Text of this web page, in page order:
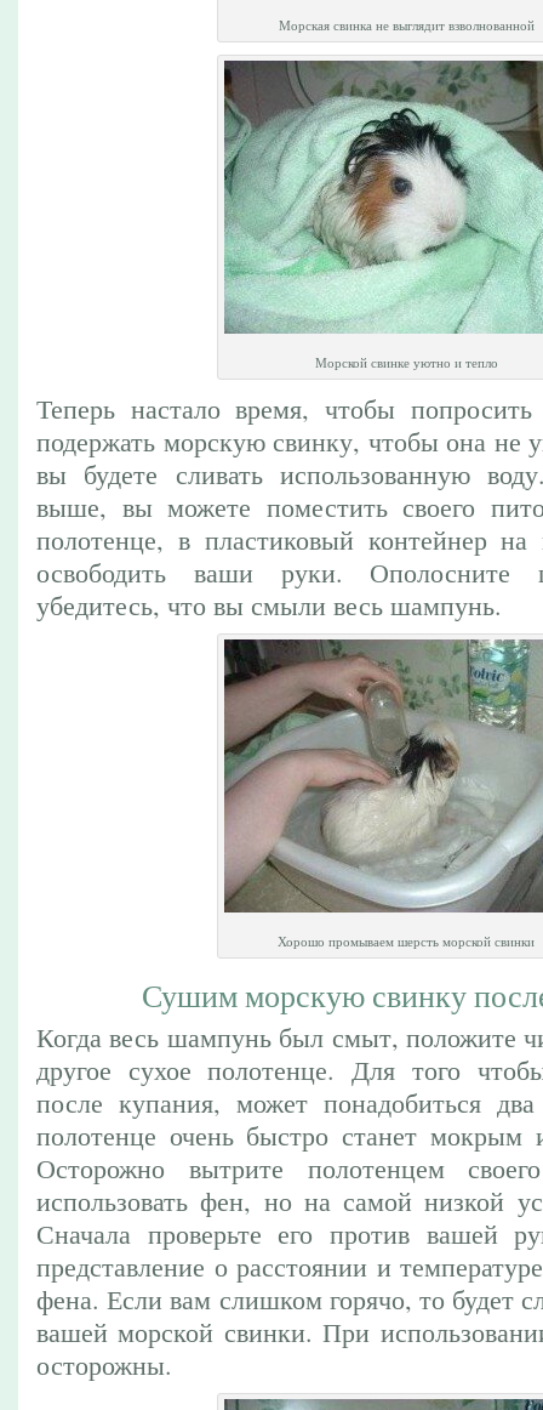
Морская свинка не выглядит взволнованной
Морской свинке уютно и тепло
Теперь настало время, чтобы
подержать морскую свинку, чтобы она не
вы будете сливать использованную
выше, вы можете поместить своего
полотенце, в пластиковый контейнер
освободить ваши руки. Ополосните
убедитесь, что вы смыли весь шампунь.
Хорошо промываем шерсть морской свинки
Сушим морскую свинку
Когда весь шампунь был смыт, положите
другое сухое полотенце. Для того
после купания, может понадобиться
полотенце очень быстро станет мокрым
Осторожно вытрите полотенцем
использовать фен, но на самой низкой
Сначала проверьте его против вашей
представление о расстоянии и
фена. Если вам слишком горячо, то будет
вашей морской свинки. При
осторожны.